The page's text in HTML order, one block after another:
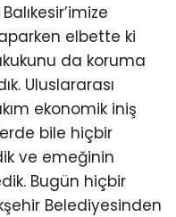
elbette ki
da koruma
Uluslararası
ekonomik iniş
bile hiçbir
ve emeğinin
Bugün hiçbir
Belediyesinden